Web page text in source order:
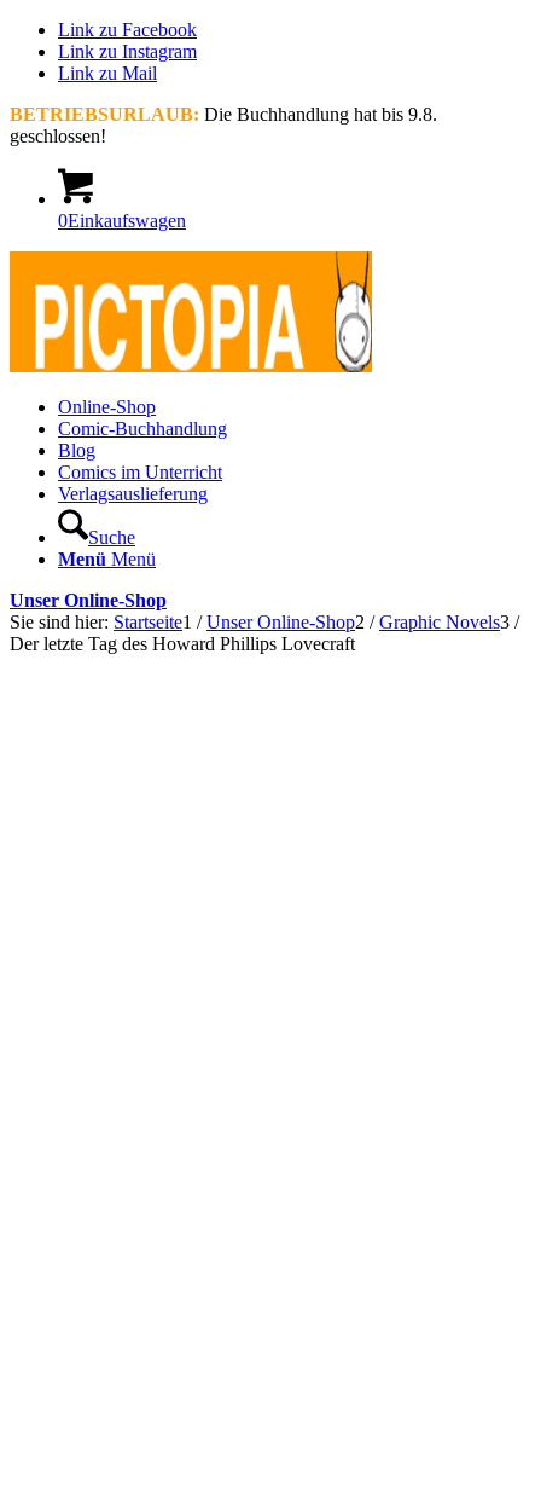
Link zu Facebook
Link zu Instagram
Link zu Mail
BETRIEBSURLAUB: Die Buchhandlung hat bis 9.8.
geschlossen!
0Einkaufswagen
Online-Shop
Comic-Buchhandlung
Blog
Comics im Unterricht
Verlagsauslieferung
Suche
Menü Menü
Unser Online-Shop
Sie sind hier: Startseite1 / Unser Online-Shop2 / Graphic Novels3 /
Der letzte Tag des Howard Phillips Lovecraft